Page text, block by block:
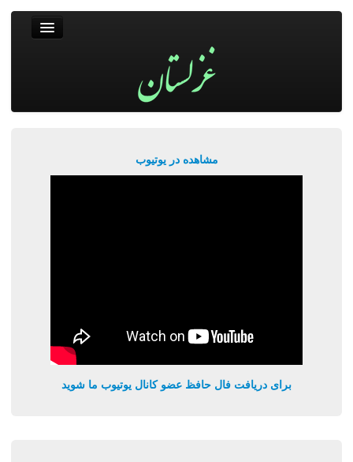
مشاهده در یوتیوب
برای دریافت فال حافظ عضو کانال یوتیوب ما شوید